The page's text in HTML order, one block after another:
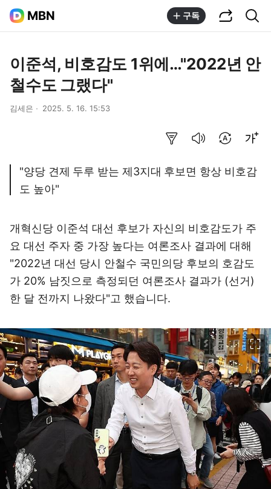
MBN 구독
이준석, 비호감도 1위에…"2022년 안
철수도 그랬다"
김세은 2025. 5. 16. 15:53
"양당 견제 두루 받는 제3지대 후보면 항상 비호감
도 높아"
개혁신당 이준석 대선 후보가 자신의 비호감도가 주
요 대선 주자 중 가장 높다는 여론조사 결과에 대해
"2022년 대선 당시 안철수 국민의당 후보의 호감도
가 20% 남짓으로 측정되던 여론조사 결과가 (선거)
한 달 전까지 나왔다"고 했습니다.